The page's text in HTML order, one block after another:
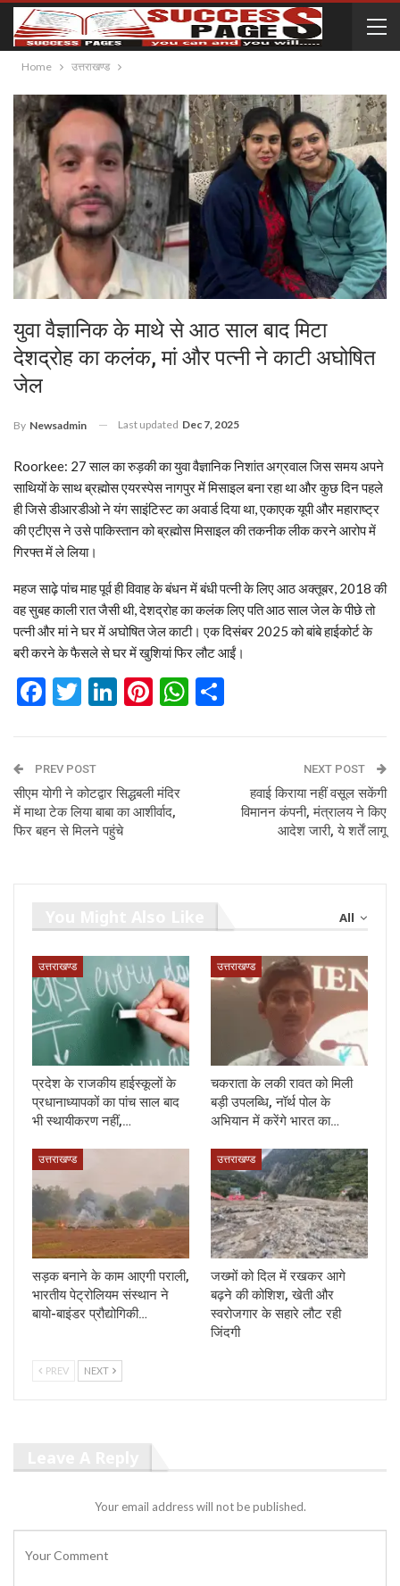
Home उत्तराखण्ड
युवा वैज्ञानिक के माथे से आठ साल बाद मिटा
देशद्रोह का कलंक, मां और पत्नी ने काटी अघोषित
जेल
By Newsadmin Last updated Dec 7, 2025
Roorkee: 27 साल का रुड़की का युवा वैज्ञानिक निशांत अग्रवाल जिस समय अपने
साथियों के साथ ब्रह्मोस एयरस्पेस नागपुर में मिसाइल बना रहा था और कुछ दिन पहले
ही जिसे डीआरडीओ ने यंग साइंटिस्ट का अवार्ड दिया था, एकाएक यूपी और महाराष्ट्र
की एटीएस ने उसे पाकिस्तान को ब्रह्मोस मिसाइल की तकनीक लीक करने आरोप में
गिरफ्त में ले लिया।
महज साढ़े पांच माह पूर्व ही विवाह के बंधन में बंधी पत्नी के लिए आठ अक्तूबर, 2018 की
वह सुबह काली रात जैसी थी, देशद्रोह का कलंक लिए पति आठ साल जेल के पीछे तो
पत्नी और मां ने घर में अघोषित जेल काटी। एक दिसंबर 2025 को बांबे हाईकोर्ट के
बरी करने के फैसले से घर में खुशियां फिर लौट आईं।
Facebook
Twitter
LinkedIn
Pinterest
WhatsApp
PREV POST
सीएम योगी ने कोटद्वार सिद्धबली मंदिर
में माथा टेक लिया बाबा का आशीर्वाद,
फिर बहन से मिलने पहुंचे
NEXT POST
हवाई किराया नहीं वसूल सकेंगी
विमानन कंपनी, मंत्रालय ने किए
आदेश जारी, ये शर्तें लागू
All
उत्तराखण्ड
प्रदेश के राजकीय हाईस्कूलों के
प्रधानाध्यापकों का पांच साल बाद
भी स्थायीकरण नहीं,…
उत्तराखण्ड
चकराता के लकी रावत को मिली
बड़ी उपलब्धि, नॉर्थ पोल के
अभियान में करेंगे भारत का…
उत्तराखण्ड
सड़क बनाने के काम आएगी पराली,
भारतीय पेट्रोलियम संस्थान ने
बायो-बाइंडर प्रौद्योगिकी…
उत्तराखण्ड
जख्मों को दिल में रखकर आगे
बढ़ने की कोशिश, खेती और
स्वरोजगार के सहारे लौट रही
जिंदगी
PREV NEXT
Your email address will not be published.